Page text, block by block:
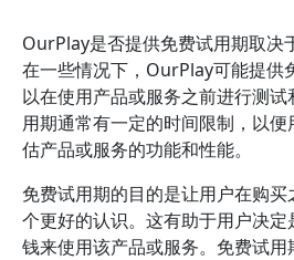
OurPlay是否提供免费试用期取决
在一些情况下，OurPlay可能提供
以在使用产品或服务之前进行测
用期通常有一定的时间限制，以
估产品或服务的功能和性能。
免费试用期的目的是让用户在购
个更好的认识。这有助于用户决
钱来使用该产品或服务。免费试